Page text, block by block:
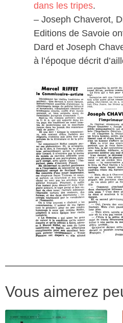
dans les tripes.
– Joseph Chaverot,
Editions de Savoie
Dard et Joseph
à l’époque décrit
Vous aimerez